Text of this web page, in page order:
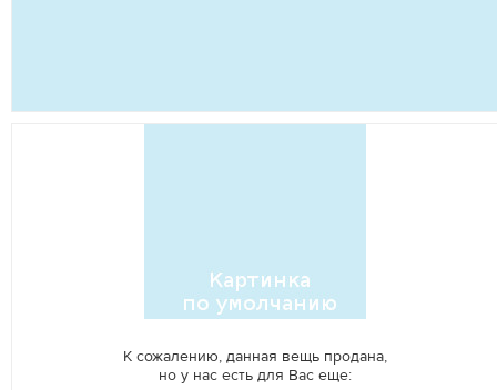
К сожалению, данная вещь продана,
но у нас есть для Вас еще: